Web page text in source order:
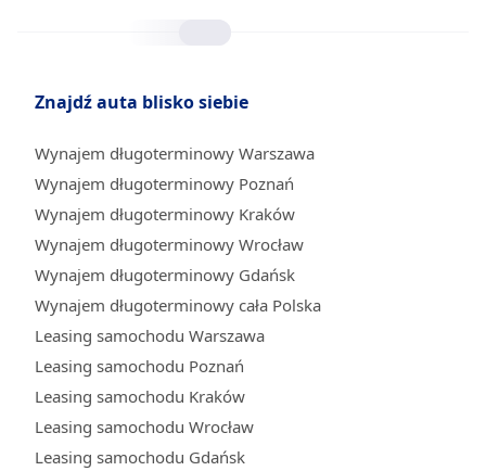
Znajdź auta blisko siebie
Wynajem długoterminowy Warszawa
Wynajem długoterminowy Poznań
Wynajem długoterminowy Kraków
Wynajem długoterminowy Wrocław
Wynajem długoterminowy Gdańsk
Wynajem długoterminowy cała Polska
Leasing samochodu Warszawa
Leasing samochodu Poznań
Leasing samochodu Kraków
Leasing samochodu Wrocław
Leasing samochodu Gdańsk